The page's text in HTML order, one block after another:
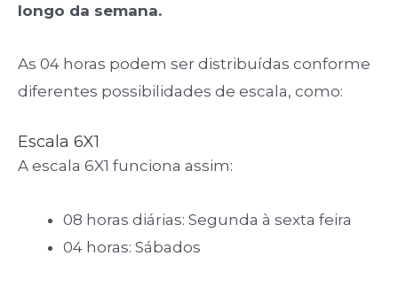
longo da semana.
As 04 horas podem ser distribuídas conforme
diferentes possibilidades de escala, como:
Escala 6X1
A escala 6X1 funciona assim:
08 horas diárias: Segunda à sexta feira
04 horas: Sábados